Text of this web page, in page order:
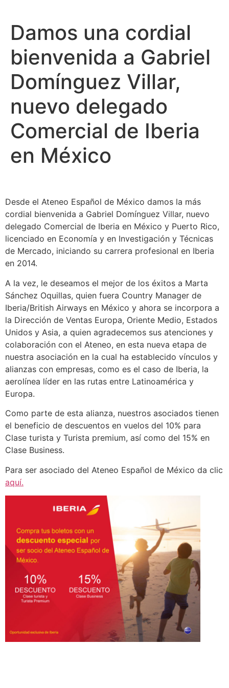
Damos una cordial
bienvenida a Gabriel
Domínguez Villar,
nuevo delegado
Comercial de Iberia
en México
Desde el Ateneo Español de México damos la más
cordial bienvenida a Gabriel Domínguez Villar, nuevo
delegado Comercial de Iberia en México y Puerto Rico,
licenciado en Economía y en Investigación y Técnicas
de Mercado, iniciando su carrera profesional en Iberia
en 2014.
A la vez, le deseamos el mejor de los éxitos a Marta
Sánchez Oquillas, quien fuera Country Manager de
Iberia/British Airways en México y ahora se incorpora a
la Dirección de Ventas Europa, Oriente Medio, Estados
Unidos y Asia, a quien agradecemos sus atenciones y
colaboración con el Ateneo, en esta nueva etapa de
nuestra asociación en la cual ha establecido vínculos y
alianzas con empresas, como es el caso de Iberia, la
aerolínea líder en las rutas entre Latinoamérica y
Europa.
Como parte de esta alianza, nuestros asociados tienen
el beneficio de descuentos en vuelos del 10% para
Clase turista y Turista premium, así como del 15% en
Clase Business.
Para ser asociado del Ateneo Español de México da clic
aquí.